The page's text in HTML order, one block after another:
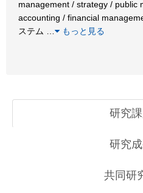
management / strategy / public
accounting / financial
ステム
もっと見る
研究
研究
共同研